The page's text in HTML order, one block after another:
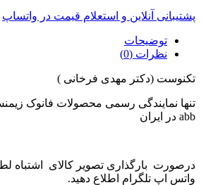
پشتیبانی آنلاین و استعلام قیمت در واتساپ
توضیحات
نظرات (0)
تکنوست (دکتر مهدی فرخانی )
تنها نمایندگی رسمی محصولات فانوک
abb در ایران
درصورت بارگذاری تصویر کالای اشتباه
واتس اپ تلگرام اطلاع دهید.